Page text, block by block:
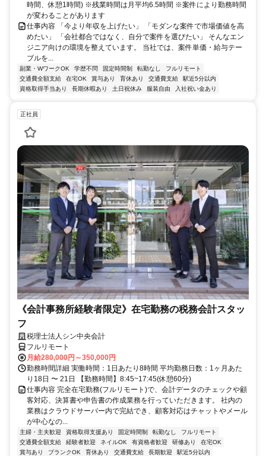
時間、休憩1時間) ※残業時間は月平均6.5時間 ※案件により勤務時間
が変わることがあります
仕事内容 「今より年収を上げたい」 「モダンな案件で市場価値を高
めたい」 「会社都合ではなく、自分で案件を選びたい」 そんなエン
ジニア向けの環境を整えています。 当社では、案件単価・給与テー
ブルを...
副業・WワークOK 学歴不問 固定時間制 転勤なし
フルリモート
交通費全額支給
在宅OK 賞与あり 育休あり 交通費支給
駅近5分以内
資格取得手当あり
長期休暇あり 土日祝休み 服装自由 入社祝い金あり
正社員
《会計事務所経験者限定》在宅勤務の税務会計スタッ
フ
税理士法人シン中央会計
フルリモート
月給280,000円～350,000円
勤務時間詳細 実働時間：1日あたり8時間 平均勤務日数：1ヶ月あた
り18日 〜 21日 【勤務時間】8:45~17:45(休憩60分)
仕事内容 完全在宅勤務(フルリモート)で、会計データのチェックや顧
客対応、決算書や申告書の作成業務を行っていただきます。 社内の
業務はクラウドサーバー内で完結でき、顧客対応はチャットやメール
が中心なの...
主婦・主夫歓迎 資格取得支援あり 固定時間制 転勤なし
フルリモート
交通費全額支給
経験者歓迎 ネイルOK 有資格者歓迎 研修あり
在宅OK
賞与あり
ブランクOK 育休あり 交通費支給 長期歓迎
駅近5分以内